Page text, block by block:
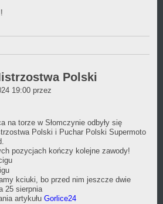
Polski
19:00 przez
na torze w Słomczynie odbyły się
Polski i Puchar Polski Supermoto
pozycjach kończy kolejne zawody!
kciuki, bo przed nim jeszcze dwie
25 sierpnia
artykułu Gorlice24